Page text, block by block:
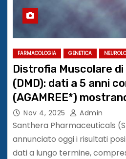
FARMACOLOGIA GENETICA
Distrofia Muscolare
(DMD): dati a 5 anni
(AGAMREE*)
sicurezza migliorato
paragonabile ai
standard
Nov 4, 2025 Admin
Santhera Pharmaceuticals
annunciato oggi i risultati
dati a lungo termine,